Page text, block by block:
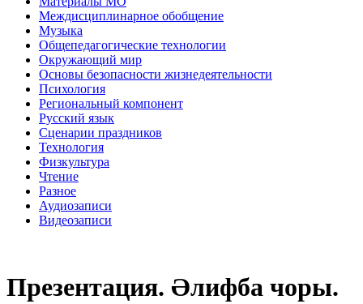
Междисциплинарное обобщение
Музыка
Общепедагогические технологии
Окружающий мир
Основы безопасности жизнедеятельности
Психология
Региональный компонент
Русский язык
Сценарии праздников
Технология
Физкультура
Чтение
Разное
Аудиозаписи
Видеозаписи
Презентация. Әлифба чоры.